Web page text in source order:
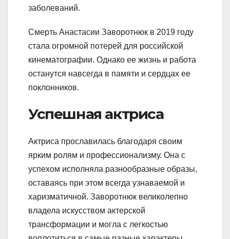
заболеваний.
Смерть Анастасии Заворотнюк в 2019 году
стала огромной потерей для российской
кинематографии. Однако ее жизнь и работа
останутся навсегда в памяти и сердцах ее
поклонников.
Успешная актриса
Актриса прославилась благодаря своим
ярким ролям и профессионализму. Она с
успехом исполняла разнообразные образы,
оставаясь при этом всегда узнаваемой и
харизматичной. Заворотнюк великолепно
владела искусством актерской
трансформации и могла с легкостью